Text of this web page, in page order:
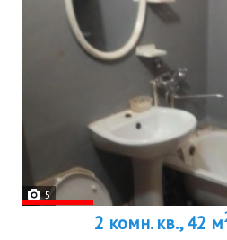
5
2 комн. кв., 42 м